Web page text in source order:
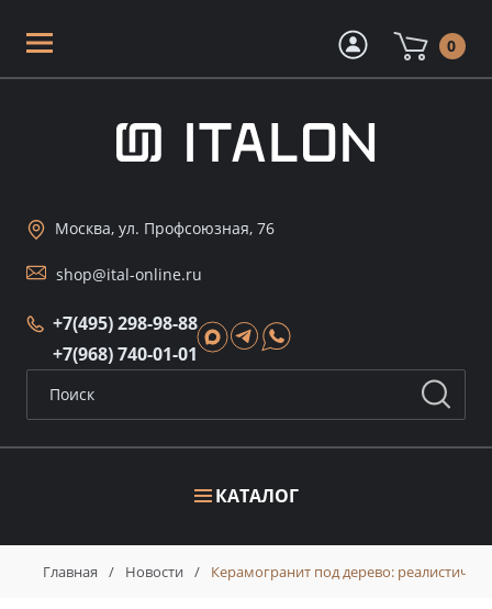
0
КАТАЛОГ
Москва, ул. Профсоюзная, 76
shop@ital-online.ru
+7(495) 298-98-88
+7(968) 740-01-01
Главная / Новости / Керамогранит под дерево: